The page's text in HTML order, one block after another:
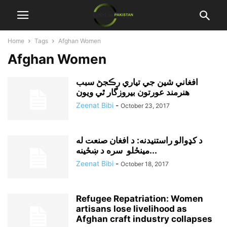
Home Tags Afghan Women
Afghan Women
افغاني شين جي تياري رڪجڻ سبب
هنرمند عورتون بيروزگار ٿي ويون
Zeenat Bibi - October 23, 2017
د کډوالو راستنيدنه: د افغان صنعت له
مينځلو سره د ښځينه...
Zeenat Bibi - October 18, 2017
Refugee Repatriation: Women
artisans lose livelihood as
Afghan craft industry collapses